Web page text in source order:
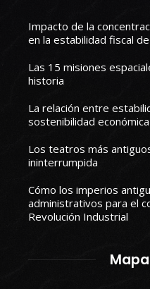
Impacto de la
en la estabilidad fiscal
Las 15 misiones
historia
La relación entre
sostenibilidad
Los teatros más
ininterrumpida
Cómo los imperios
administrativos para el
Revolución Industrial